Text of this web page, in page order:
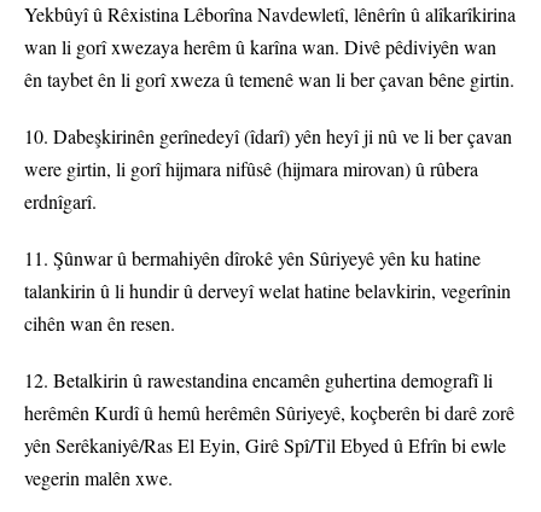
Yekbûyî û Rêxistina Lêborîna Navdewletî, lênêrîn û alîkarîkirina
wan li gorî xwezaya herêm û karîna wan. Divê pêdiviyên wan
ên taybet ên li gorî xweza û temenê wan li ber çavan bêne girtin.
10. Dabeşkirinên gerînedeyî (îdarî) yên heyî ji nû ve li ber çavan
were girtin, li gorî hijmara nifûsê (hijmara mirovan) û rûbera
erdnîgarî.
11. Şûnwar û bermahiyên dîrokê yên Sûriyeyê yên ku hatine
talankirin û li hundir û derveyî welat hatine belavkirin, vegerînin
cihên wan ên resen.
12. Betalkirin û rawestandina encamên guhertina demografî li
herêmên Kurdî û hemû herêmên Sûriyeyê, koçberên bi darê zorê
yên Serêkaniyê/Ras El Eyin, Girê Spî/Til Ebyed û Efrîn bi ewle
vegerin malên xwe.